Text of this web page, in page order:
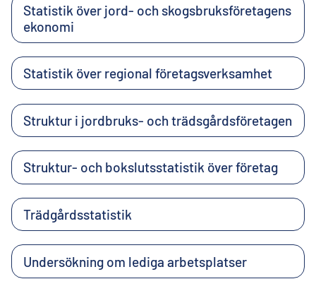
Statistik över jord- och skogsbruksföretagens
ekonomi
Statistik över regional företagsverksamhet
Struktur i jordbruks- och trädsgårdsföretagen
Struktur- och bokslutsstatistik över företag
Trädgårdsstatistik
Undersökning om lediga arbetsplatser